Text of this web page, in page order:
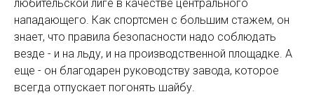
любительской лиге в качестве центрального
нападающего. Как спортсмен с большим стажем, он
знает, что правила безопасности надо соблюдать
везде - и на льду, и на производственной площадке. А
еще - он благодарен руководству завода, которое
всегда отпускает погонять шайбу.